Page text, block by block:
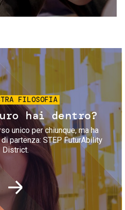
Immagine
FILOSOFIA
hai dentro?
unico per chiunque, ma ha
partenza: STEP FuturAbility
District.